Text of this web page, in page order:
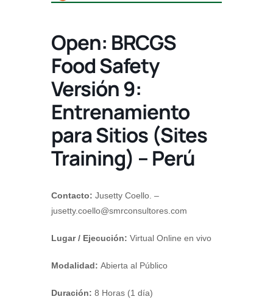
Open: BRCGS
Food Safety
Versión 9:
Entrenamiento
para Sitios (Sites
Training) – Perú
Contacto: Jusetty Coello. –
jusetty.coello@smrconsultores.com
Lugar / Ejecución: Virtual Online en vivo
Modalidad: Abierta al Público
Duración: 8 Horas (1 día)